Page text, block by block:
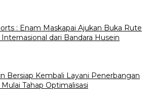
: Enam Maskapai Ajukan Buka Rute
dari Bandara Husein
Bersiap Kembali Layani Penerbangan
Tahap Optimalisasi